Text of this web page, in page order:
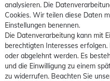
analysieren. Die
Cookies. Wir teilen diese Daten
Einstellungen benennen.
Die Datenverarbeitung kann mit
berechtigten Interesses
oder abgelehnt werden. Es
und die Einwilligung zu einem
zu widerrufen. Beachten Sie